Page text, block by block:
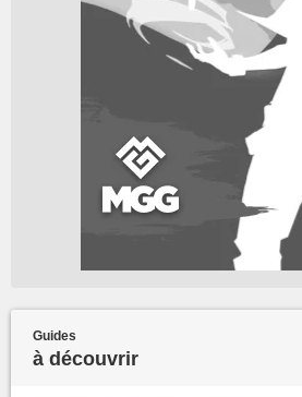
Guides
à découvrir